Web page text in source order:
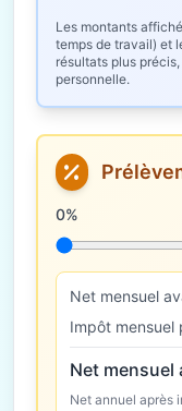
Les montants
temps de travail) et
résultats plus
personnelle.
Taux de
0%
Net mensuel
Impôt mensuel
Net mensuel
Net annuel après